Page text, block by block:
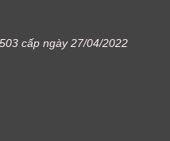
cấp ngày 27/04/2022